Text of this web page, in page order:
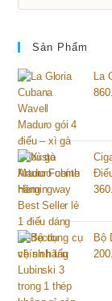
Sản Phẩm
La
Bộ